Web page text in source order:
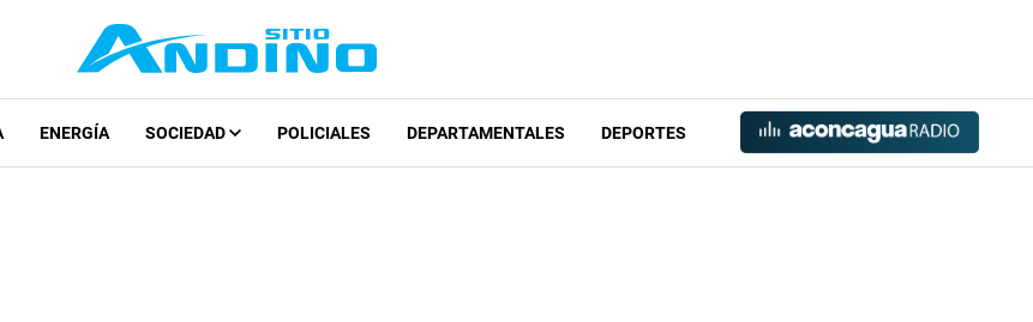
ENERGÍA SOCIEDAD POLICIALES DEPARTAMENTALES DEPORTES